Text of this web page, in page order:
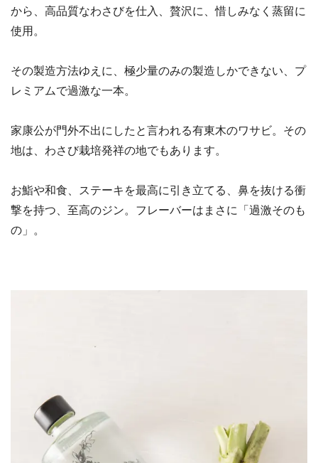
から、高品質なわさびを仕入、贅沢に、惜しみなく蒸留に
使用。
その製造方法ゆえに、極少量のみの製造しかできない、プ
レミアムで過激な一本。
家康公が門外不出にしたと言われる有東木のワサビ。その
地は、わさび栽培発祥の地でもあります。
お鮨や和食、ステーキを最高に引き立てる、鼻を抜ける衝
撃を持つ、至高のジン。フレーバーはまさに「過激そのも
の」。